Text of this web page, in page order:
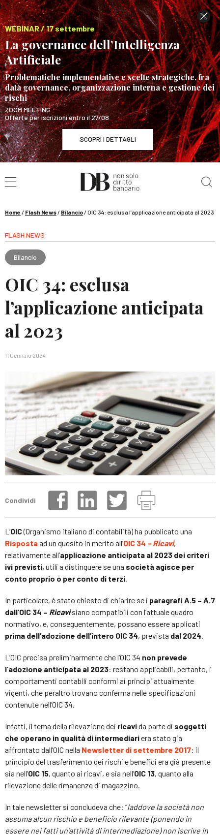
WEBINAR / 17 settembre
La governance dell’Intelligenza
Artificiale
Problematiche implementative e scelte strategiche, fra
data governance, organizzazione interna e gestione dei
rischi
ZOOM MEETING
Offerte per iscrizioni entro il 27/08
SCOPRI I DETTAGLI
WEBINAR / 17 settembre
La governance dell’Intelligenza Artificiale
Home / Flash News/ Bilancio/OIC 34: esclusa l’applicazione anticipata al 2023
FLASH NEWS
Bilancio
OIC 34: esclusa
l’applicazione anticipata
al 2023
11 Gennaio 2024
Condividi
L’OIC(Organismo italiano di contabilità) ha pubblicato una
Rispostaad un quesito in merito all’OIC 34 – Ricavi,
relativamente all’applicazione anticipata al 2023 dei criteri
ivi previsti, utili a distinguere se una società agisce per
conto proprio o per conto di terzi.
In particolare, è stato chiesto di chiarire se i paragrafi A.5 – A.7
dall’OIC 34 – Ricavisiano compatibili con l’attuale quadro
normativo, e, conseguentemente, possano essere applicati
prima dell’adozione dell’intero OIC 34, prevista dal 2024.
L’OIC precisa preliminarmente che l’OIC 34 non prevede
l’adozione anticipata al 2023: restano applicabili, pertanto, i
comportamenti contabili conformi ai principi attualmente
vigenti, che peraltro trovano conferma nelle specificazioni
contenute nell’OIC 34.
Infatti, il tema della rilevazione dei ricavida parte di soggetti
che operano in qualità di intermediariera stato già
affrontato dall’OIC nella Newsletter di settembre 2017: il
principio del trasferimento dei rischi e benefici era già presente
sia nell’OIC 15, quanto ai ricavi, e sia nell’OIC 13, quanto alla
rilevazione delle rimanenze di magazzino.
In tale newsletter si concludeva che: “laddove la società non
assuma alcun rischio e beneficio rilevante (ponendo in
essere nei fatti un’attività di intermediazione) non iscrive in